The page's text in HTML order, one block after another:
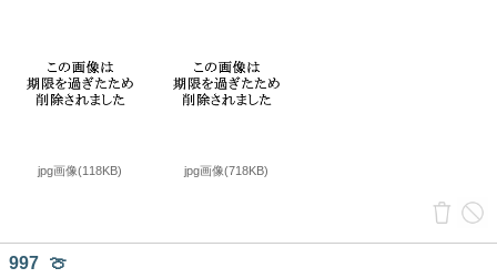
jpg画像(118KB) jpg画像(718KB)
997 🍈